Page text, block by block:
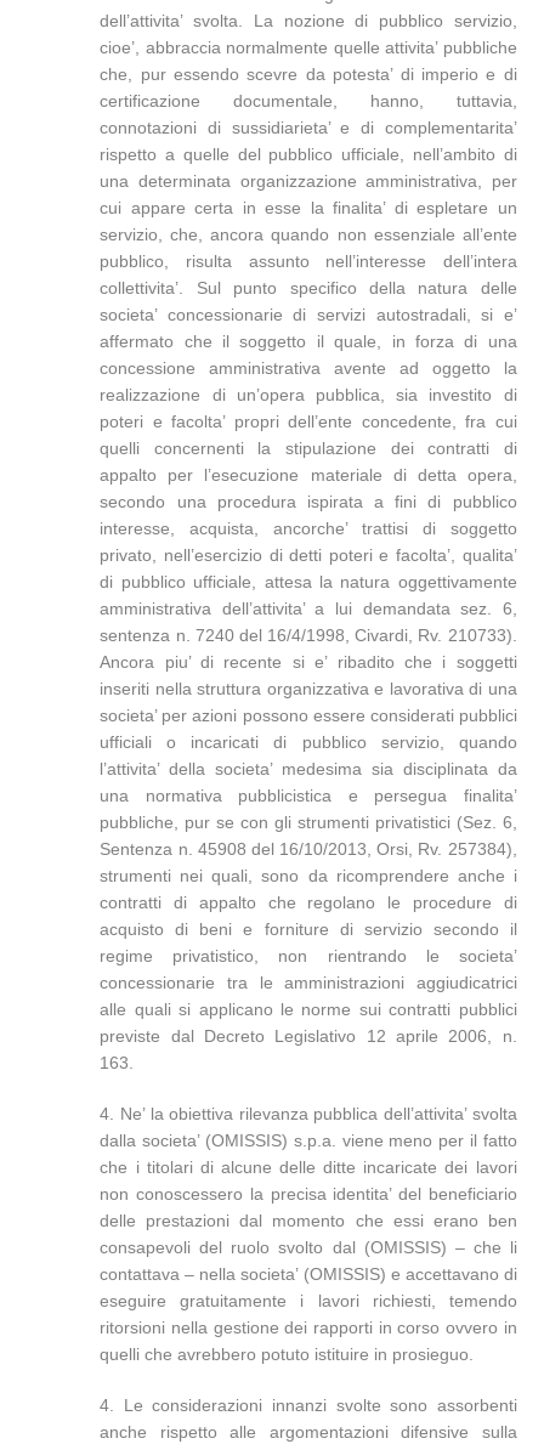
dell’attivita’ svolta. La nozione di pubblico servizio,
cioe’, abbraccia normalmente quelle attivita’ pubbliche
che, pur essendo scevre da potesta’ di imperio e di
certificazione documentale, hanno, tuttavia,
connotazioni di sussidiarieta’ e di complementarita’
rispetto a quelle del pubblico ufficiale, nell’ambito di
una determinata organizzazione amministrativa, per
cui appare certa in esse la finalita’ di espletare un
servizio, che, ancora quando non essenziale all’ente
pubblico, risulta assunto nell’interesse dell’intera
collettivita’. Sul punto specifico della natura delle
societa’ concessionarie di servizi autostradali, si e’
affermato che il soggetto il quale, in forza di una
concessione amministrativa avente ad oggetto la
realizzazione di un’opera pubblica, sia investito di
poteri e facolta’ propri dell’ente concedente, fra cui
quelli concernenti la stipulazione dei contratti di
appalto per l’esecuzione materiale di detta opera,
secondo una procedura ispirata a fini di pubblico
interesse, acquista, ancorche’ trattisi di soggetto
privato, nell’esercizio di detti poteri e facolta’, qualita’
di pubblico ufficiale, attesa la natura oggettivamente
amministrativa dell’attivita’ a lui demandata sez. 6,
sentenza n. 7240 del 16/4/1998, Civardi, Rv. 210733).
Ancora piu’ di recente si e’ ribadito che i soggetti
inseriti nella struttura organizzativa e lavorativa di una
societa’ per azioni possono essere considerati pubblici
ufficiali o incaricati di pubblico servizio, quando
l’attivita’ della societa’ medesima sia disciplinata da
una normativa pubblicistica e persegua finalita’
pubbliche, pur se con gli strumenti privatistici (Sez. 6,
Sentenza n. 45908 del 16/10/2013, Orsi, Rv. 257384),
strumenti nei quali, sono da ricomprendere anche i
contratti di appalto che regolano le procedure di
acquisto di beni e forniture di servizio secondo il
regime privatistico, non rientrando le societa’
concessionarie tra le amministrazioni aggiudicatrici
alle quali si applicano le norme sui contratti pubblici
previste dal Decreto Legislativo 12 aprile 2006, n.
163.
4. Ne’ la obiettiva rilevanza pubblica dell’attivita’ svolta
dalla societa’ (OMISSIS) s.p.a. viene meno per il fatto
che i titolari di alcune delle ditte incaricate dei lavori
non conoscessero la precisa identita’ del beneficiario
delle prestazioni dal momento che essi erano ben
consapevoli del ruolo svolto dal (OMISSIS) – che li
contattava – nella societa’ (OMISSIS) e accettavano di
eseguire gratuitamente i lavori richiesti, temendo
ritorsioni nella gestione dei rapporti in corso ovvero in
quelli che avrebbero potuto istituire in prosieguo.
4. Le considerazioni innanzi svolte sono assorbenti
anche rispetto alle argomentazioni difensive sulla